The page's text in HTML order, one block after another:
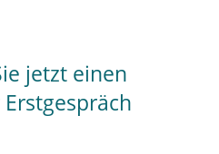
jetzt einen